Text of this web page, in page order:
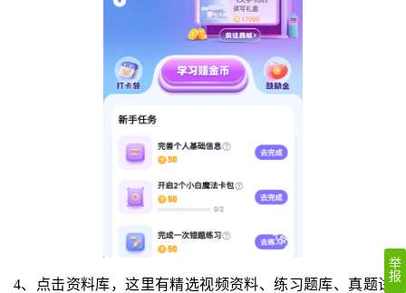
4、点击资料库，这里有精选视频资料、练习题库、真题试
举
报